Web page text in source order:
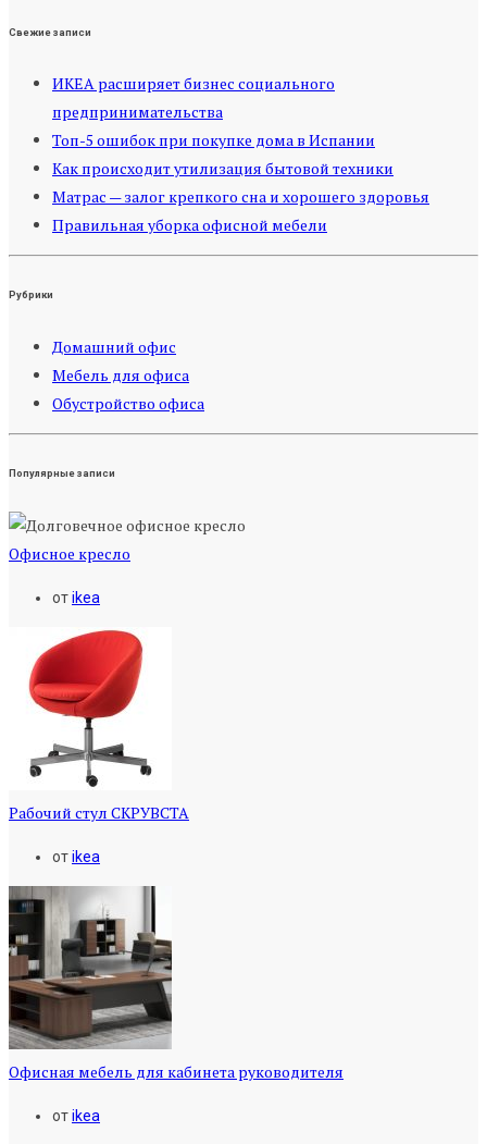
Свежие записи
ИКЕА расширяет бизнес социального
предпринимательства
Топ-5 ошибок при покупке дома в Испании
Как происходит утилизация бытовой техники
Матрас — залог крепкого сна и хорошего здоровья
Правильная уборка офисной мебели
Рубрики
Домашний офис
Мебель для офиса
Обустройство офиса
Популярные записи
Офисное кресло
отikea
Рабочий стул СКРУВСТА
отikea
Офисная мебель для кабинета руководителя
отikea